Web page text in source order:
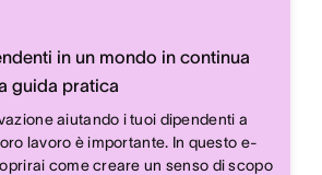
in un mondo in continua
guida pratica
aiutando i tuoi dipendenti a
lavoro è importante. In questo e-
come creare un senso di scopo